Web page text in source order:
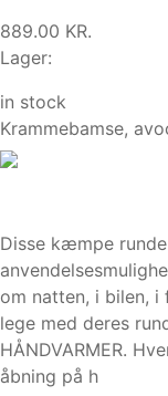
889.00 KR.
Lager:
in stock
Krammebamse,
Disse kæmpe
om natten, i bilen, i
lege med deres
HÅNDVARMER.
åbning på h